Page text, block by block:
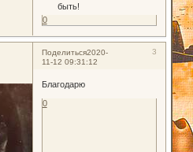
быть!
0
Поделиться 3
2020-
11-12 09:31:12
Благодарю
0